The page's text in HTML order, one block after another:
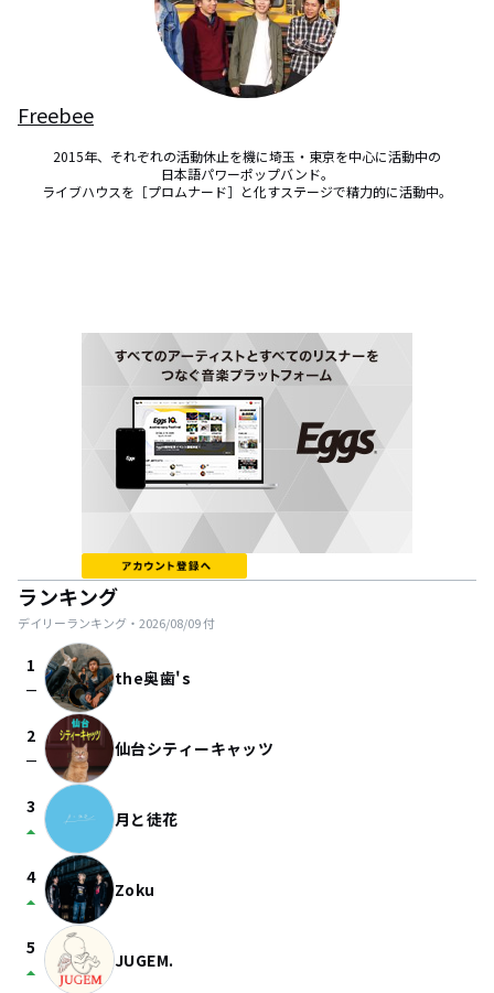
Freebee
2015年、それぞれの活動休止を機に埼玉・東京を中心に活動中の
日本語パワーポップバンド。
ライブハウスを［プロムナード］と化すステージで精力的に活動中。
ランキング
デイリーランキング・ 2026/08/09付
1
check_indeterminate_small the奥歯's
2
check_indeterminate_small 仙台シティーキャッツ
3
arrow_drop_up 月と徒花
4
arrow_drop_up Zoku
5
arrow_drop_up JUGEM.